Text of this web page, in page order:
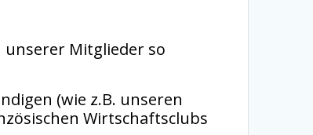
Mitglieder so
(wie z.B. unseren
Wirtschaftsclubs